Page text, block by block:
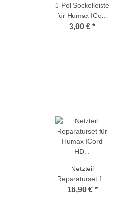
3-Pol Sockelleiste
für Humax ICord
HD
3,00 € *
Netzteil
Reparaturset für
Humax ICord HD
16,90 € *